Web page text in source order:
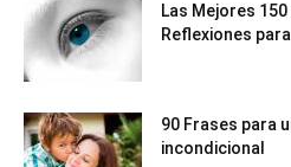
Las Mejores 150
Reflexiones
90 Frases para
incondicional